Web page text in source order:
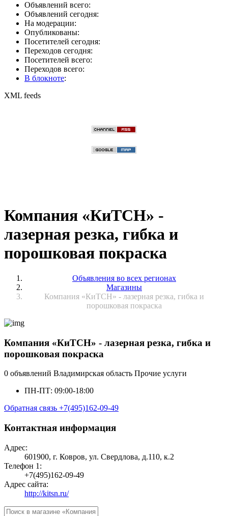
Объявлений всего:
Объявлений сегодня:
На модерации:
Опубликованы:
Посетителей сегодня:
Переходов сегодня:
Посетителей всего:
Переходов всего:
В блокноте:
XML feeds
Компания «КиТСН» -
лазерная резка, гибка и
порошковая покраска
Объявления во всех регионах
Магазины
Компания «КиТСН» - лазерная резка, гибка и
порошковая покраска
Компания «КиТСН» - лазерная резка, гибка и
порошковая покраска
0 объявлений Владимирская область Прочие услуги
ПН-ПТ: 09:00-18:00
Обратная связь +7(495)162-09-49
Контактная информация
Адрес:
601900, г. Ковров, ул. Свердлова, д.110, к.2
Телефон 1:
+7(495)162-09-49
Адрес сайта:
http://kitsn.ru/